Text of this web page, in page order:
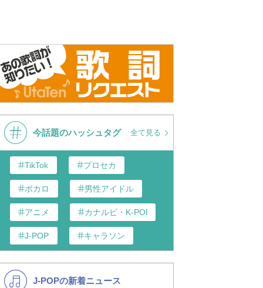
今話題のハッシュタグ 全て見る
TikTok プロセカ
ボカロ 男性アイドル
アニメ カナルビ・K-POP和訳
J-POP キャラソン
K-POP 演歌・歌謡
J-POPの新着ニュース